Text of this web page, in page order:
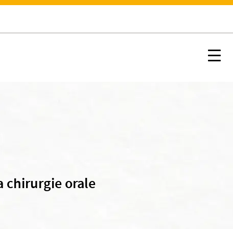
chirurgie orale